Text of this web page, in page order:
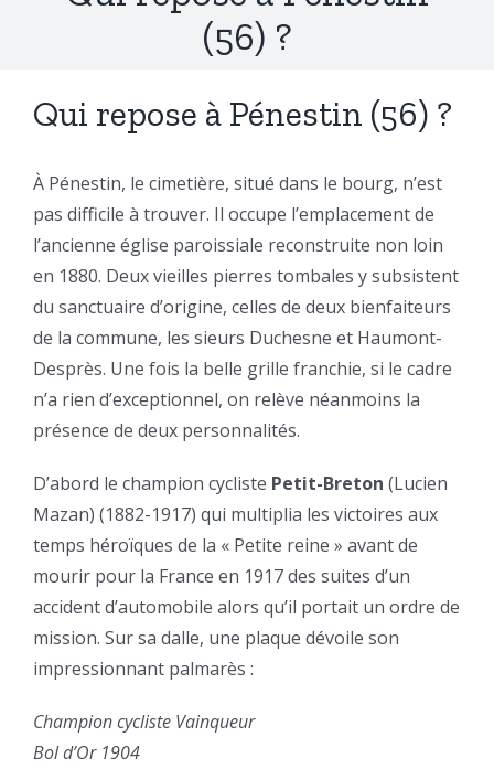
(56) ?
Qui repose à Pénestin (56) ?
À Pénestin, le cimetière, situé dans le bourg, n’est
pas difficile à trouver. Il occupe l’emplacement de
l’ancienne église paroissiale reconstruite non loin
en 1880. Deux vieilles pierres tombales y subsistent
du sanctuaire d’origine, celles de deux bienfaiteurs
de la commune, les sieurs Duchesne et Haumont-
Desprès. Une fois la belle grille franchie, si le cadre
n’a rien d’exceptionnel, on relève néanmoins la
présence de deux personnalités.
D’abord le champion cycliste Petit-Breton (Lucien
Mazan) (1882-1917) qui multiplia les victoires aux
temps héroïques de la « Petite reine » avant de
mourir pour la France en 1917 des suites d’un
accident d’automobile alors qu’il portait un ordre de
mission. Sur sa dalle, une plaque dévoile son
impressionnant palmarès :
Champion cycliste Vainqueur
Bol d’Or 1904